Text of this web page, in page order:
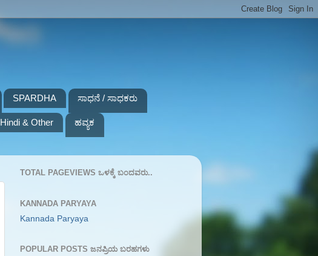
SPARDHA ಸಾಧನೆ / ಸಾಧಕರು
Hindi & Other ಹವ್ಯಕ
TOTAL PAGEVIEWS ಒಳಕ್ಕೆ ಬಂದವರು..
KANNADA PARYAYA
Kannada Paryaya
POPULAR POSTS ಜನಪ್ರಿಯ ಬರಹಗಳು